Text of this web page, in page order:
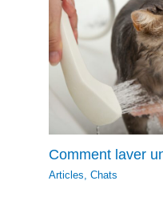
Comment laver
Articles ,Chats